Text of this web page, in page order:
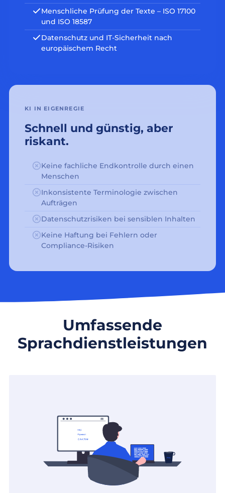
Menschliche Prüfung der Texte – ISO 17100
und ISO 18587
Datenschutz und IT-Sicherheit nach
europäischem Recht
KI IN EIGENREGIE
Schnell und günstig, aber
riskant.
Keine fachliche Endkontrolle durch einen
Menschen
Inkonsistente Terminologie zwischen
Aufträgen
Datenschutzrisiken bei sensiblen Inhalten
Keine Haftung bei Fehlern oder
Compliance-Risiken
Umfassende
Sprachdienstleistungen